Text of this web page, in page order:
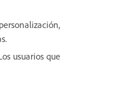
usuarios que